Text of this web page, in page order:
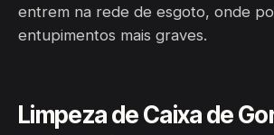
entrem na rede de esgoto, onde
entupimentos mais graves.
Limpeza de Caixa de